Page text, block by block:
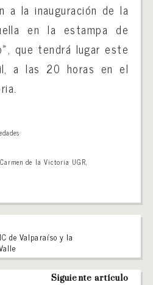
a la inauguración de la
en la estampa de
que tendrá lugar este
a las 20 horas en el
Carmen de la Victoria UGR,
de Valparaíso y la
Siguiente artículo